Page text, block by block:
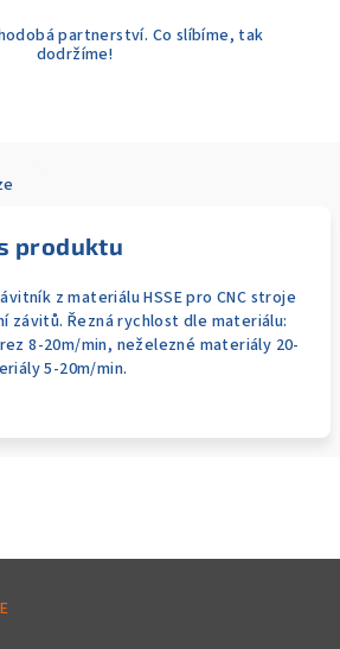
partnerství. Co slíbíme, tak
dodržíme!
produktu
z materiálu HSSE pro CNC stroje
závitů. Řezná rychlost dle materiálu:
8-20m/min, neželezné materiály 20-
5-20m/min.